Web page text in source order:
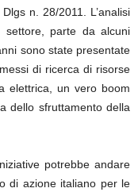
n. 28/2011. L’analisi
parte da alcuni
sono state presentate
di ricerca di risorse
elettrica, un vero boom
dello sfruttamento della
potrebbe andare
di azione italiano per le